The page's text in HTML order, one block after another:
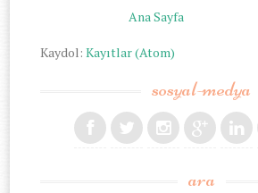
Ana Sayfa
Kaydol:Kayıtlar (Atom)
sosyal-medya
ara